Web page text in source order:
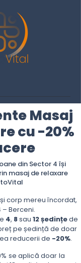
Masaj
cu -20%
din Sector 4 își
masaj de relaxare
corp mereu încordat,
– Berceni.
4, 8sau 12ședințede
pe ședință de doar
reducerii de -20%.
se aplică doar la